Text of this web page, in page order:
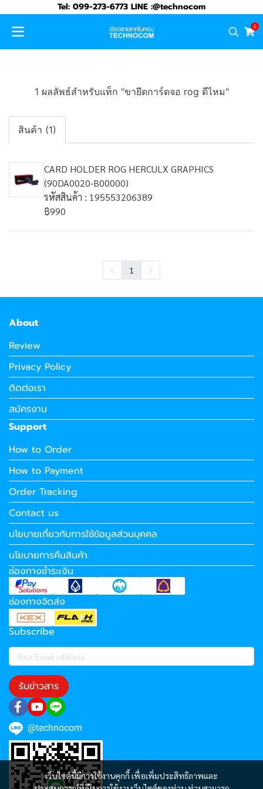
Tel: 099-273-6773 LINE :@technocom
0
1 ผลลัพธ์สำหรับแท็ก "ขายึดการ์ดจอ rog ดีไหม"
สินค้า (1)
CARD HOLDER ROG HERCULX GRAPHICS
(90DA0020-B00000)
รหัสสินค้า : 195553206389
฿990
1
เว็บไซต์นี้มีการใช้งานคุกกี้ เพื่อเพิ่มประสิทธิภาพและ
About
Review
Privacy Policy
ติดต่อเรา
สมัครงาน
Support
How to Order
How to Payment
Order Tracking
Contact us
นโยบายเกี่ยวกับการใช้ข้อมูลส่วนบุคคล
นโยบายการคืนสินค้า
ช่องทางชำระเงิน
ช่องทางจัดส่ง
Subscribe
รับข่าวสาร
@technocom